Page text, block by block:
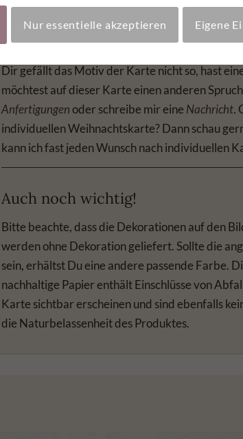
Individuelle Weihnachtskarte
Dir gefällt das Motiv der Karte nicht so, hast
möchtest auf dieser Karte einen anderen
Anfertigungenoder schreibe mir eine Nachricht.
individuellen Weihnachtskarte? Dann schau
kann ich fast jeden Wunsch nach individuellen
Auch noch wichtig!
Bitte beachte, dass die Dekorationen auf den
werden ohne Dekoration geliefert. Sollte die
sein, erhältst Du eine andere passende Farbe.
nachhaltige Papier enthält Einschlüsse von
Karte sichtbar erscheinen und sind ebenfalls
die Naturbelassenheit des Produktes.
Nur essentielle akzeptieren Eigene